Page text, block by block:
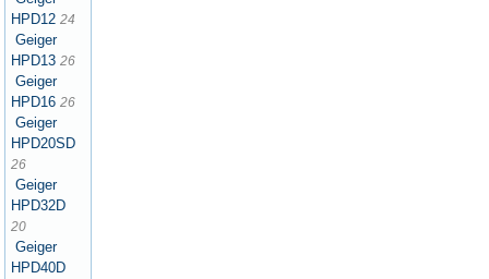
HPD12 24
Geiger
HPD13 26
Geiger
HPD16 26
Geiger
HPD20SD
26
Geiger
HPD32D
20
Geiger
HPD40D